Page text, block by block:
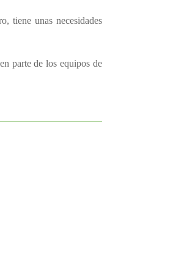
tiene unas necesidades
parte de los equipos de